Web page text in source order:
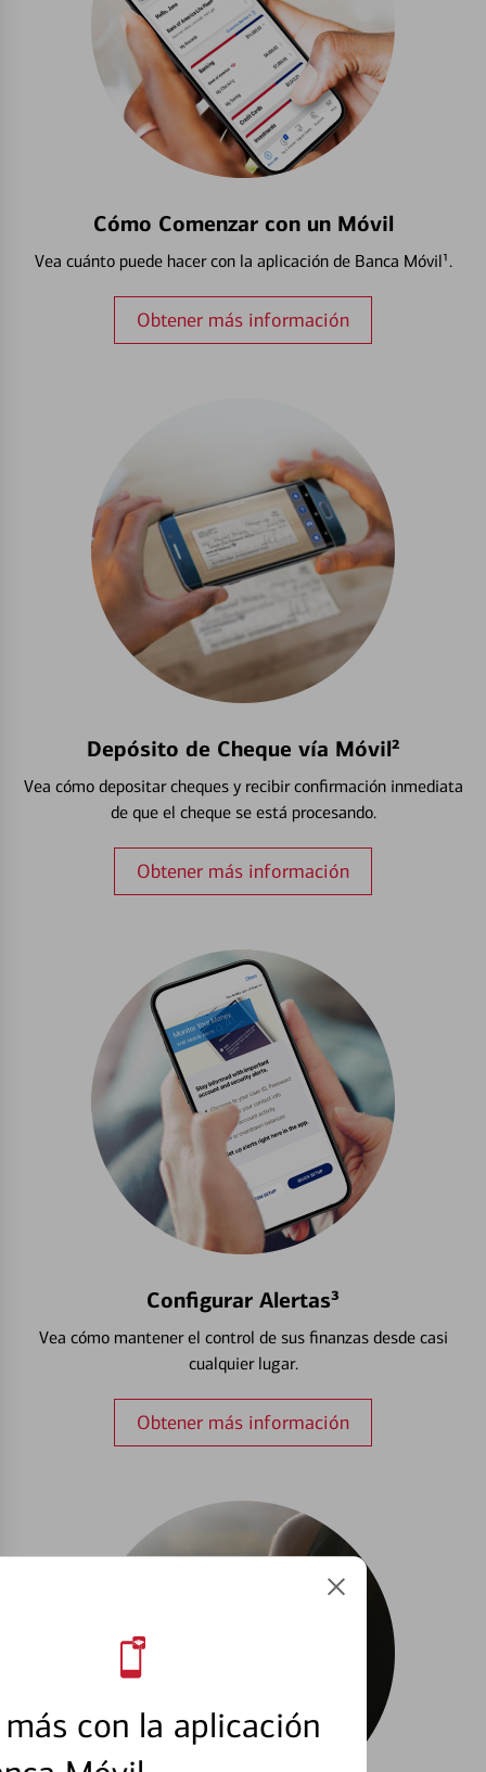
con la aplicación
Cómo Comenzar con un Móvil
Vea cuánto puede hacer con la aplicación de Banca Móvil¹.
Obtener más información
Depósito de Cheque vía Móvil²
Vea cómo depositar cheques y recibir confirmación inmediata
de que el cheque se está procesando.
Obtener más información
Configurar Alertas³
Vea cómo mantener el control de sus finanzas desde casi
cualquier lugar.
Obtener más información